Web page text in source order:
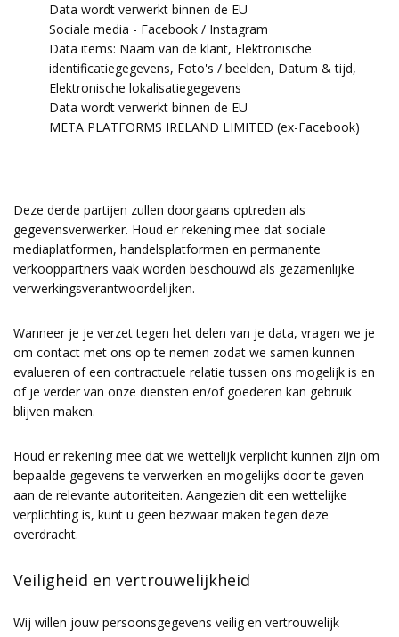
Data wordt verwerkt binnen de EU
Sociale media - Facebook / Instagram
Data items: Naam van de klant, Elektronische
identificatiegegevens, Foto's / beelden, Datum & tijd,
Elektronische lokalisatiegegevens
Data wordt verwerkt binnen de EU
META PLATFORMS IRELAND LIMITED (ex-Facebook)
Deze derde partijen zullen doorgaans optreden als
gegevensverwerker. Houd er rekening mee dat sociale
mediaplatformen, handelsplatformen en permanente
verkooppartners vaak worden beschouwd als gezamenlijke
verwerkingsverantwoordelijken.
Wanneer je je verzet tegen het delen van je data, vragen we je
om contact met ons op te nemen zodat we samen kunnen
evalueren of een contractuele relatie tussen ons mogelijk is en
of je verder van onze diensten en/of goederen kan gebruik
blijven maken.
Houd er rekening mee dat we wettelijk verplicht kunnen zijn om
bepaalde gegevens te verwerken en mogelijks door te geven
aan de relevante autoriteiten. Aangezien dit een wettelijke
verplichting is, kunt u geen bezwaar maken tegen deze
overdracht.
Veiligheid en vertrouwelijkheid
Wij willen jouw persoonsgegevens veilig en vertrouwelijk